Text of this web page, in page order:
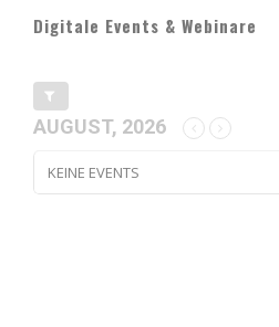
Digitale Events & Webinare
AUGUST, 2026
KEINE EVENTS